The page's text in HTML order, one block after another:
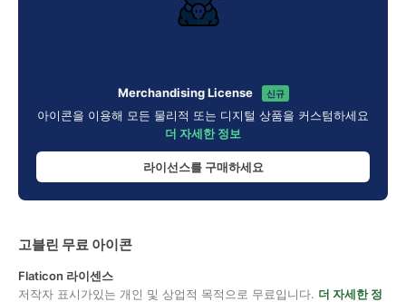
Merchandising License 신규
아이콘을 이용해 모든 물리적 또는 디지털 상품을 커스텀하세요
더 자세한 정보
라이선스를 구매하세요
고블린 무료 아이콘
Flaticon 라이센스
저작자 표시가있는 개인 및 상업적 목적으로 무료입니다. 더 자세한 정